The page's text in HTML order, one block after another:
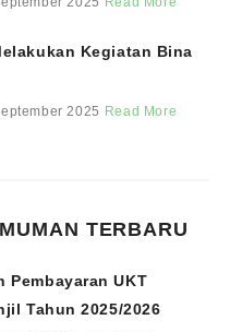
Kegiatan Bina
2025 Read More
TERBARU
Pembayaran UKT
Tahun 2025/2026